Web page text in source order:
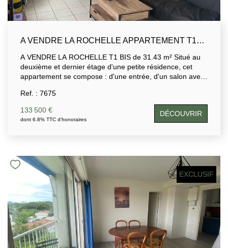
A VENDRE LA ROCHELLE APPARTEMENT T1BIS 31.43 M2
A VENDRE LA ROCHELLE T1 BIS de 31.43 m² Situé au
deuxième et dernier étage d'une petite résidence, cet
appartement se compose : d'une entrée, d'un salon avec
WC. Vendu avec locataire en place (loyer mensuel de 600
Ref. : 7675
133 500 €
dont 6.8% TTC d'honoraires
DÉCOUVRIR
EXCLUSIF